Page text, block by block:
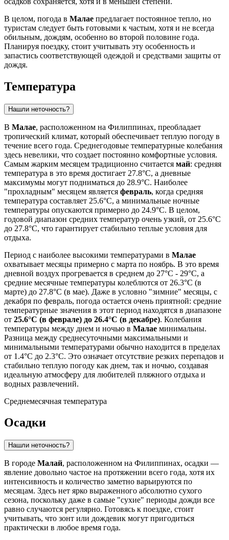
В целом, погода в Малае предлагает постоянное тепло, но
туристам следует быть готовыми к частым, хотя и не всегда
обильным, дождям, особенно во второй половине года.
Планируя поездку, стоит учитывать эту особенность и
запастись соответствующей одеждой и средствами защиты от
дождя.
Температура
Нашли неточность?
В Малае, расположенном на Филиппинах, преобладает
тропический климат, который обеспечивает теплую погоду в
течение всего года. Среднегодовые температурные колебания
здесь невелики, что создает постоянно комфортные условия.
Самым жарким месяцем традиционно считается май: средняя
температура в это время достигает 27.8°C, а дневные
максимумы могут подниматься до 28.9°C. Наиболее
"прохладным" месяцем является февраль, когда средняя
температура составляет 25.6°C, а минимальные ночные
температуры опускаются примерно до 24.9°C. В целом,
годовой диапазон средних температур очень узкий, от 25.6°C
до 27.8°C, что гарантирует стабильно теплые условия для
отдыха.
Период с наиболее высокими температурами в Малае
охватывает месяцы примерно с марта по ноябрь. В это время
дневной воздух прогревается в среднем до 27°C - 29°C, а
средние месячные температуры колеблются от 26.3°C (в
марте) до 27.8°C (в мае). Даже в условно "зимние" месяцы, с
декабря по февраль, погода остается очень приятной: средние
температурные значения в этот период находятся в диапазоне
от 25.6°C (в феврале) до 26.4°C (в декабре). Колебания
температуры между днем и ночью в Малае минимальны.
Разница между среднесуточными максимальными и
минимальными температурами обычно находится в пределах
от 1.4°C до 2.3°C. Это означает отсутствие резких перепадов и
стабильно теплую погоду как днем, так и ночью, создавая
идеальную атмосферу для любителей пляжного отдыха и
водных развлечений.
Среднемесячная температура
Осадки
Нашли неточность?
В городе Малай, расположенном на Филиппинах, осадки —
явление довольно частое на протяжении всего года, хотя их
интенсивность и количество заметно варьируются по
месяцам. Здесь нет ярко выраженного абсолютно сухого
сезона, поскольку даже в самые "сухие" периоды дожди все
равно случаются регулярно. Готовясь к поездке, стоит
учитывать, что зонт или дождевик могут пригодиться
практически в любое время года.